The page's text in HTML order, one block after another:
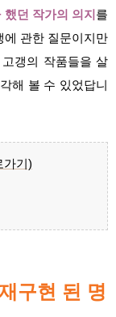
던 작가의 의지 를
에 관한 질문이지만
갱의 작품들을 살
해 볼 수 있었답니
가기)
구현 된 명